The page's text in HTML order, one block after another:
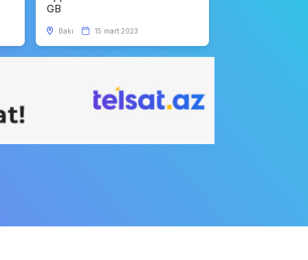
Apple iPhone 14 Pro Max
256 GB
Apple iPhone 14 Pro Max
GB
Bakı 15 mart 2023